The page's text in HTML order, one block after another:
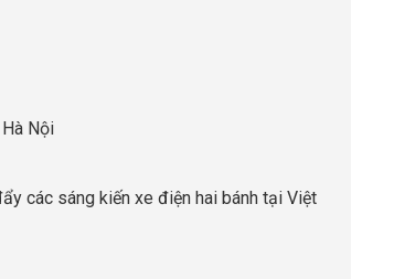
Nội
các sáng kiến xe điện hai bánh tại Việt